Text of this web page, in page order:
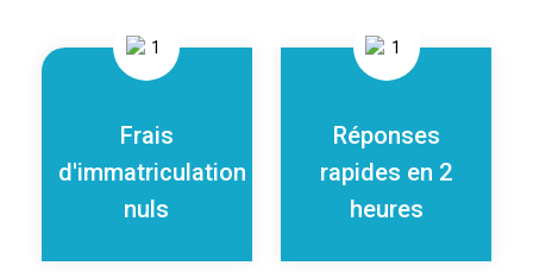
Frais
d'immatriculation
nuls
Réponses
rapides en 2
heures